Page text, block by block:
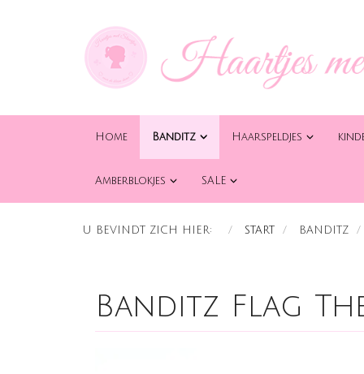
Home Banditz Haarspeldjes
Amberblokjes SALE
U BEVINDT ZICH HIER: START BANDITZ
Banditz Flag